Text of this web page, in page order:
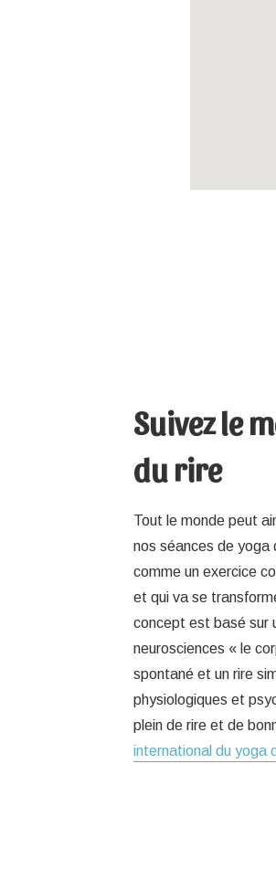
Suivez le
du rire
Tout le monde peut
nos séances de yoga
comme un exercice
et qui va se
concept est basé sur
neurosciences « le
spontané et un rire
physiologiques et
plein de rire et de
international du yoga